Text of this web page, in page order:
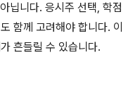
닙니다. 응시주 선택, 학점
함께 고려해야 합니다. 이
흔들릴 수 있습니다.